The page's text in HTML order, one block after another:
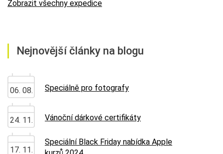
Zobrazit všechny expedice
Nejnovější články na blogu
06. 08. Speciálně pro fotografy
24. 11. Vánoční dárkové certifikáty
17. 11.
Speciální Black Friday nabídka Apple